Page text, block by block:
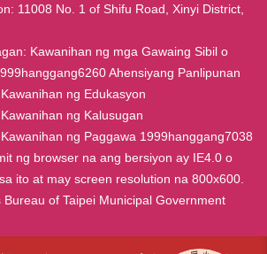
11008 No. 1 of Shifu Road, Xinyi District,
Kawanihan ng mga Gawaing Sibil o
Ahensiyang Panlipunan
ng Edukasyon
ng Kalusugan
ng Paggawa 1999hanggang7038
ng browser na ang bersiyon ay IE4.0 o
ito at may screen resolution na 800x600.
Bureau of Taipei Municipal Government